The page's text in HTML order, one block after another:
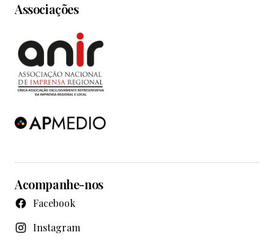
Associações
Acompanhe-nos
Facebook
Instagram